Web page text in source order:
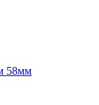
58мм